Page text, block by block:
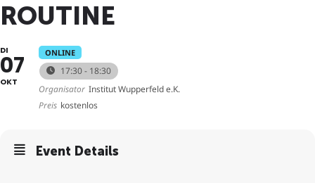
ROUTINE
DI
07
OKT
ONLINE
17:30 - 18:30
Organisator Institut Wupperfeld e.K.
Preis kostenlos
Event Details